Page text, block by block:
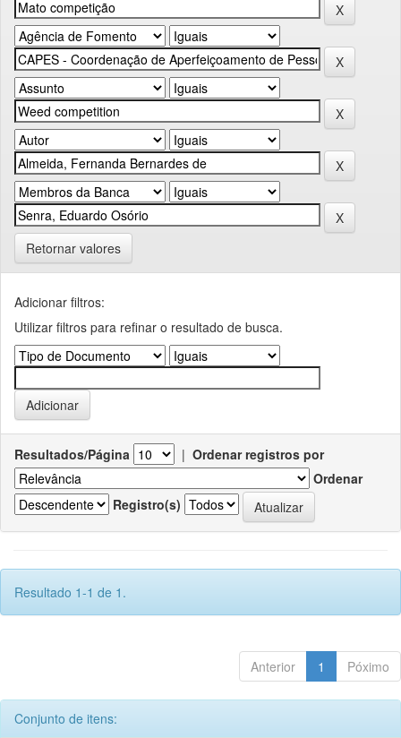
Retornar valores
Adicionar filtros:
Utilizar filtros para refinar o resultado de busca.
Resultados/Página | Ordenar registros por
Ordenar
Registro(s)
Resultado 1-1 de 1.
Anterior 1 Póximo
Conjunto de itens: